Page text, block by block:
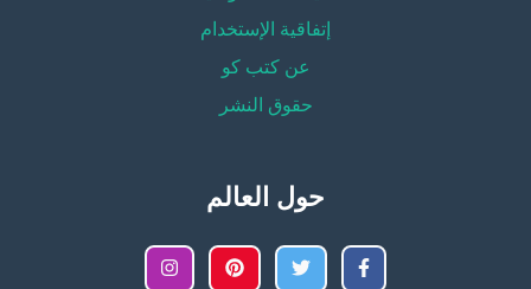
إتفاقية الإستخدام
عن كتب كو
حقوق النشر
حول العالم